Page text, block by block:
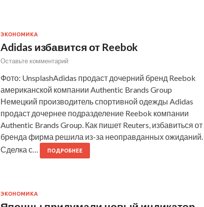
ЭКОНОМИКА
Adidas избавится от Reebok
Оставьте комментарий
Фото: UnsplashAdidas продаст дочерний бренд Reebok
американской компании Authentic Brands Group
Немецкий производитель спортивной одежды Adidas
продаст дочернее подразделение Reebok компании
Authentic Brands Group. Как пишет Reuters, избавиться от
бренда фирма решила из-за неоправданных ожиданий.
Сделка с…
ПОДРОБНЕЕ
ЭКОНОМИКА